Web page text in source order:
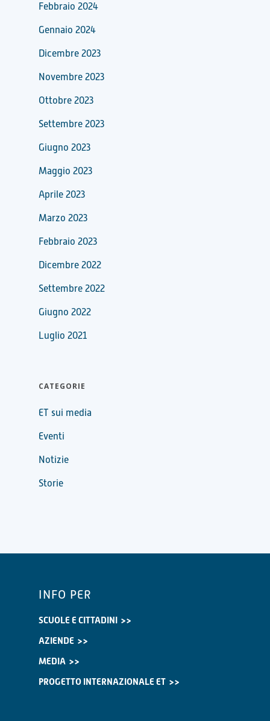
Febbraio 2024
Gennaio 2024
Dicembre 2023
Novembre 2023
Ottobre 2023
Settembre 2023
Giugno 2023
Maggio 2023
Aprile 2023
Marzo 2023
Febbraio 2023
Dicembre 2022
Settembre 2022
Giugno 2022
Luglio 2021
CATEGORIE
ET sui media
Eventi
Notizie
Storie
INFO PER
SCUOLE E CITTADINI
AZIENDE
MEDIA
PROGETTO INTERNAZIONALE ET